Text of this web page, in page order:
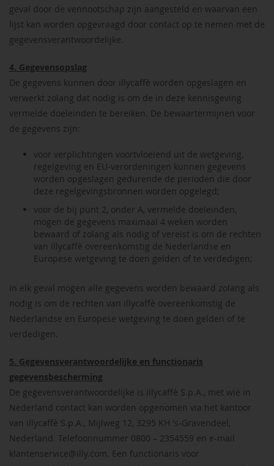
geval door de vennootschap zijn aangesteld en waarvan een
lijst kan worden opgevraagd door contact op te nemen met de
gegevensverantwoordelijke.
4. Gegevensopslag
De gegevens kunnen door illycaffè worden opgeslagen en
verwerkt zolang dat nodig is om de in deze kennisgeving
vermelde doeleinden te bereiken. De bewaartermijnen voor
de gegevens zijn:
voor verplichtingen voortvloeiend uit de wetgeving,
regelgeving en EU-verordeningen kunnen gegevens
worden opgeslagen gedurende de perioden die door
deze regelgevingsbronnen worden opgelegd;
voor de bij punt 2, onder A, vermelde doeleinden,
mogen de gegevens maximaal 4 weken worden
bewaard of zolang als nodig of vereist is om de rechten
van illycaffè overeenkomstig de Nederlandse en
Europese wetgeving te doen gelden of te verdedigen;
in elk geval mogen alle gegevens worden bewaard zolang als
nodig is om de rechten van illycaffè overeenkomstig de
Nederlandse en Europese wetgeving te doen gelden of te
verdedigen.
5. Gegevensverantwoordelijke en functionaris
gegevensbescherming
De gegevensverantwoordelijke is illycaffè S.p.A., met wie in
Nederland contact kan worden opgenomen via het kantoor
van illycaffè S.p.A., Mijlweg 12, 3295 KH 's-Gravendeel,
Nederland. Telefoonnummer 0800 – 2354559 en e-mail
klantenservice@illy.com. Een functionaris voor